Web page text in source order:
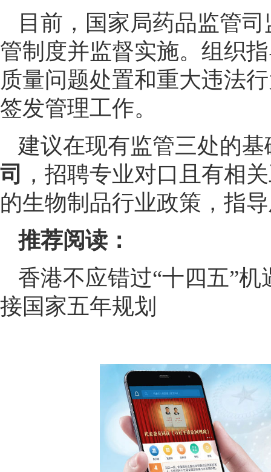
目前，国家局药品监管
管制度并监督实施。组织
质量问题处置和重大违法
签发管理工作。
建议在现有监管三处的基
司
，招聘专业对口且有相
的生物制品行业政策，指
推荐阅读：
香港不应错过“十四五”
接国家五年规划